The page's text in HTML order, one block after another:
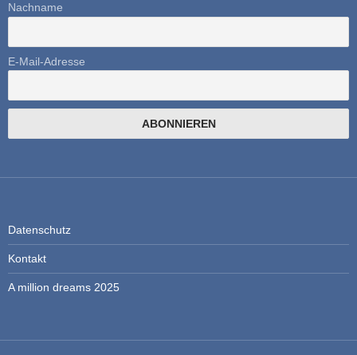
Nachname
E-Mail-Adresse
Datenschutz
Kontakt
A million dreams 2025